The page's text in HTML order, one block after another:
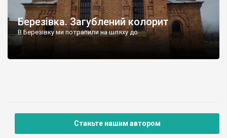
Березівка. Загублений колорит
В Березівку ми потрапили на шляху до
Станьте нашим автором